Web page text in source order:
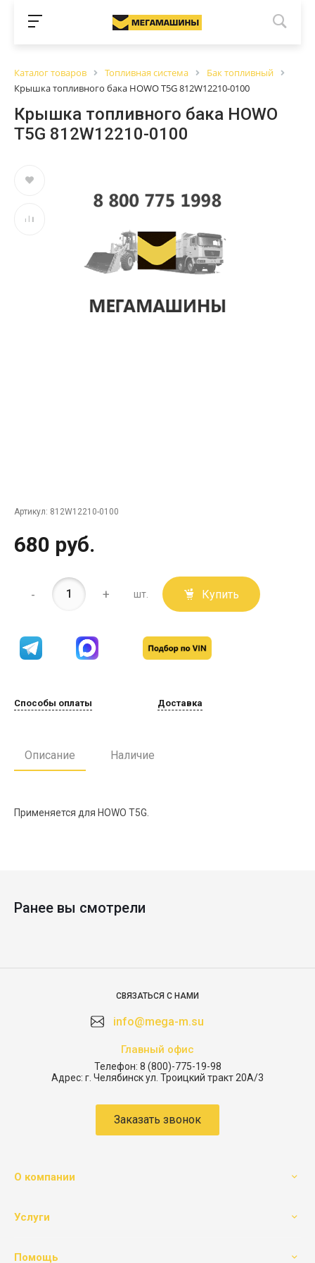
Каталог товаров Топливная система
Бак топливный
Крышка топливного бака HOWO T5G 812W12210-0100
Крышка топливного бака HOWO
T5G 812W12210-0100
Артикул: 812W12210-0100
680 руб.
- + шт. Купить
Способы оплаты Доставка
Описание Наличие
Применяется для HOWO T5G.
Ранее вы смотрели
СВЯЗАТЬСЯ С НАМИ
info@mega-m.su
Главный офис
Телефон: 8 (800)-775-19-98
Адрес: г. Челябинск ул. Троицкий тракт 20А/3
Заказать звонок
О компании
Услуги
Помощь